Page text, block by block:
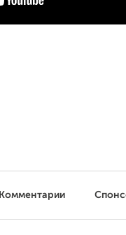
Комментарии